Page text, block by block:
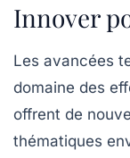
Innover
Les avancées
domaine des
offrent de
thématiques